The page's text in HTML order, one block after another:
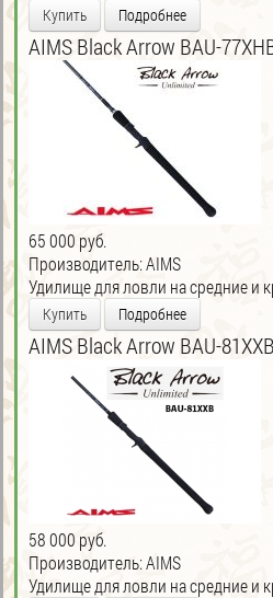
Купить Подробнее
AIMS Black Arrow BAU-
65 000 руб.
Производитель:AIMS
Удилище для ловли на средние и
Купить Подробнее
AIMS Black Arrow BAU-
58 000 руб.
Производитель:AIMS
Удилище для ловли на средние и